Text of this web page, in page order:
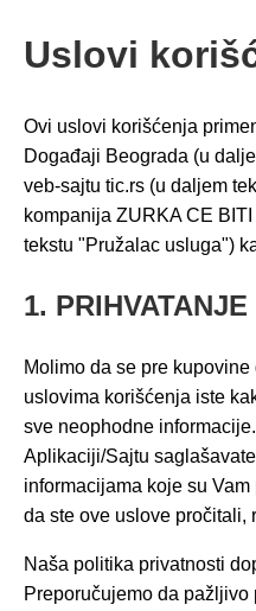
Uslovi
Ovi uslovi korišćenja
Događaji Beograda (u
veb-sajtu tic.rs (u daljem
kompanija ZURKA CE
tekstu "Pružalac usluga")
1.
Molimo da se pre
uslovima korišćenja iste
sve neophodne
Aplikaciji/Sajtu
informacijama koje su
da ste ove uslove pročitali,
Naša politika privatnosti
Preporučujemo da